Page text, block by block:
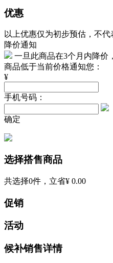
优惠
以上优惠仅为初步预估，不代
降价通知
一旦此商品在3个月内降价
商品低于当前价格通知您：
¥
手机号码：
确定
选择搭售商品
共选择0件，立省¥ 0.00
促销
活动
候补销售详情